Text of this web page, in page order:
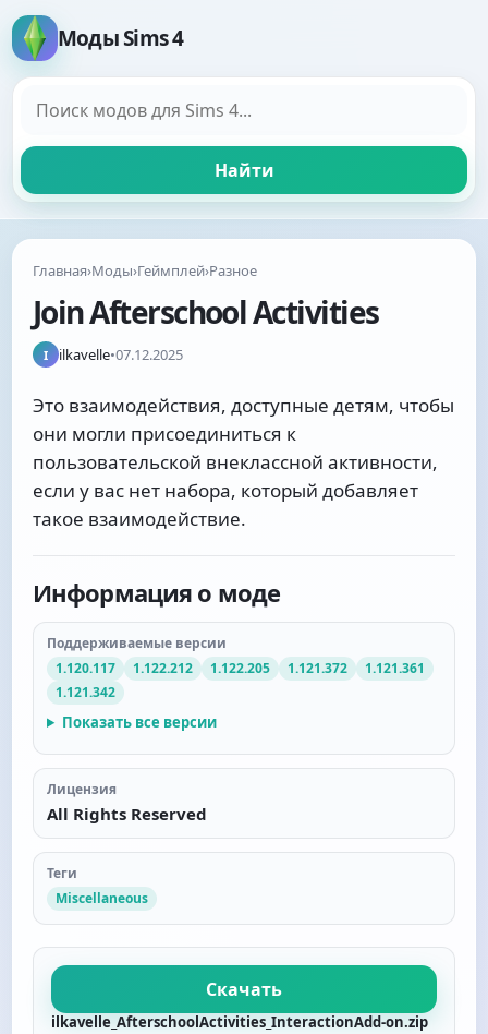
Моды Sims 4
Найти
Главная›Моды›Геймплей›Разное
Join Afterschool Activities
I ilkavelle•07.12.2025
Это взаимодействия, доступные детям, чтобы
они могли присоединиться к
пользовательской внеклассной активности,
если у вас нет набора, который добавляет
такое взаимодействие.
Информация о моде
Поддерживаемые версии
1.120.117
1.122.212 1.122.205 1.121.372
1.121.361
1.121.342
Показать все версии
Лицензия
All Rights Reserved
Теги
Miscellaneous
Скачать
ilkavelle_AfterschoolActivities_InteractionAdd-on.zip